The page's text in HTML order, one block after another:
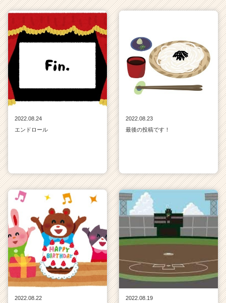
2022.08.24
エンドロール
2022.08.23
最後の投稿です！
2022.08.22 2022.08.19